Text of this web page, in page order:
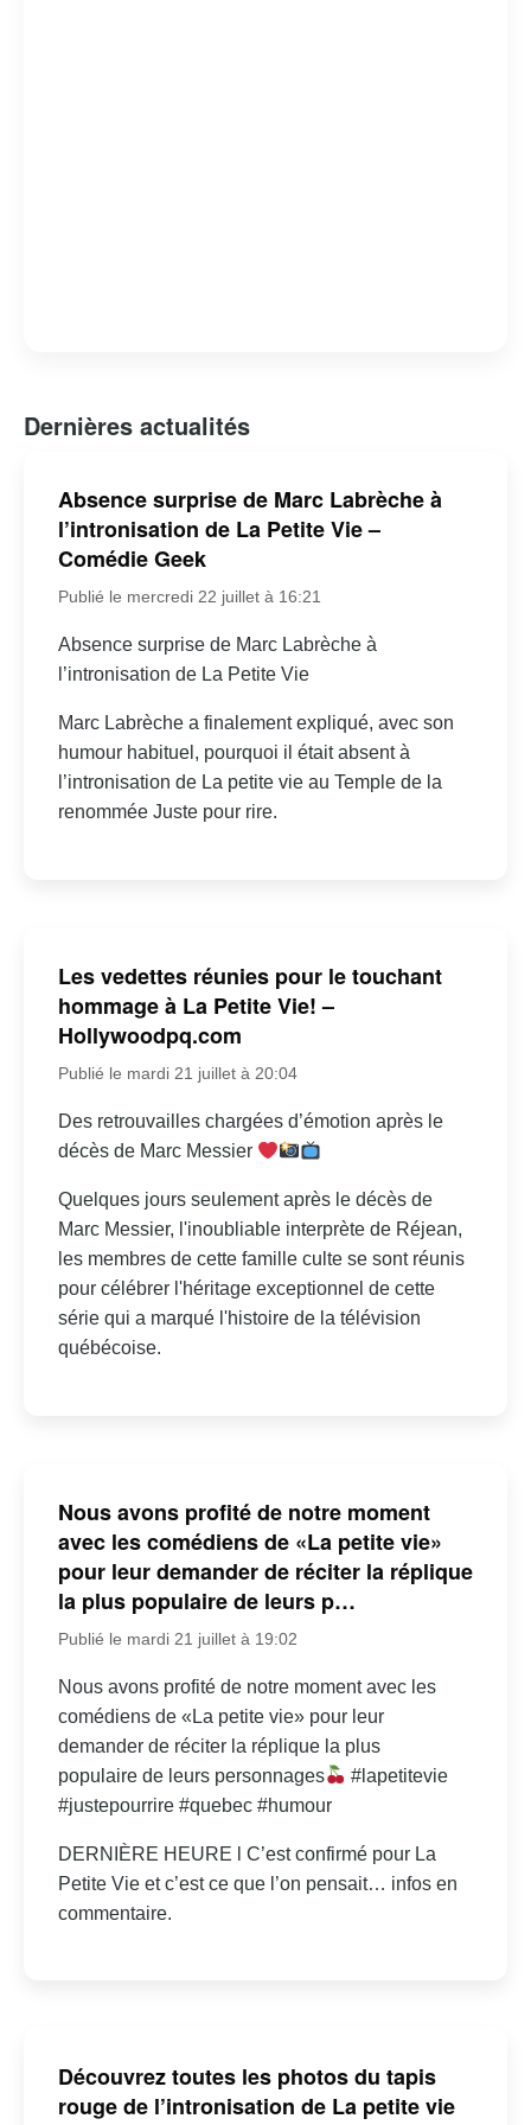
Dernières actualités
Absence surprise de Marc Labrèche à
l’intronisation de La Petite Vie –
Comédie Geek
Publié le mercredi 22 juillet à 16:21
Absence surprise de Marc Labrèche à
l’intronisation de La Petite Vie
Marc Labrèche a finalement expliqué, avec son
humour habituel, pourquoi il était absent à
l’intronisation de La petite vie au Temple de la
renommée Juste pour rire.
Les vedettes réunies pour le touchant
hommage à La Petite Vie! –
Hollywoodpq.com
Publié le mardi 21 juillet à 20:04
Des retrouvailles chargées d’émotion après le
décès de Marc Messier
Quelques jours seulement après le décès de
Marc Messier, l'inoubliable interprète de Réjean,
les membres de cette famille culte se sont réunis
pour célébrer l'héritage exceptionnel de cette
série qui a marqué l'histoire de la télévision
québécoise.
Nous avons profité de notre moment
avec les comédiens de «La petite vie»
pour leur demander de réciter la réplique
la plus populaire de leurs p…
Publié le mardi 21 juillet à 19:02
Nous avons profité de notre moment avec les
comédiens de «La petite vie» pour leur
demander de réciter la réplique la plus
populaire de leurs personnages
#lapetitevie
#justepourrire #quebec #humour
DERNIÈRE HEURE l C’est confirmé pour La
Petite Vie et c’est ce que l’on pensait… infos en
commentaire.
Découvrez toutes les photos du tapis
rouge de l’intronisation de La petite vie